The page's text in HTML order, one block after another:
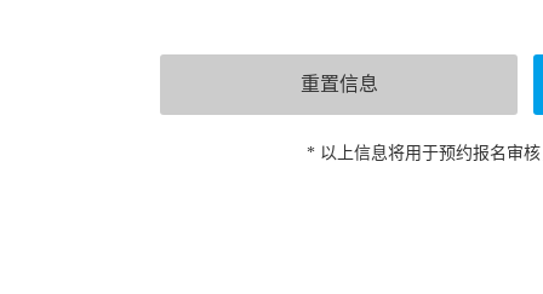
* 以上信息将用于预约报名审